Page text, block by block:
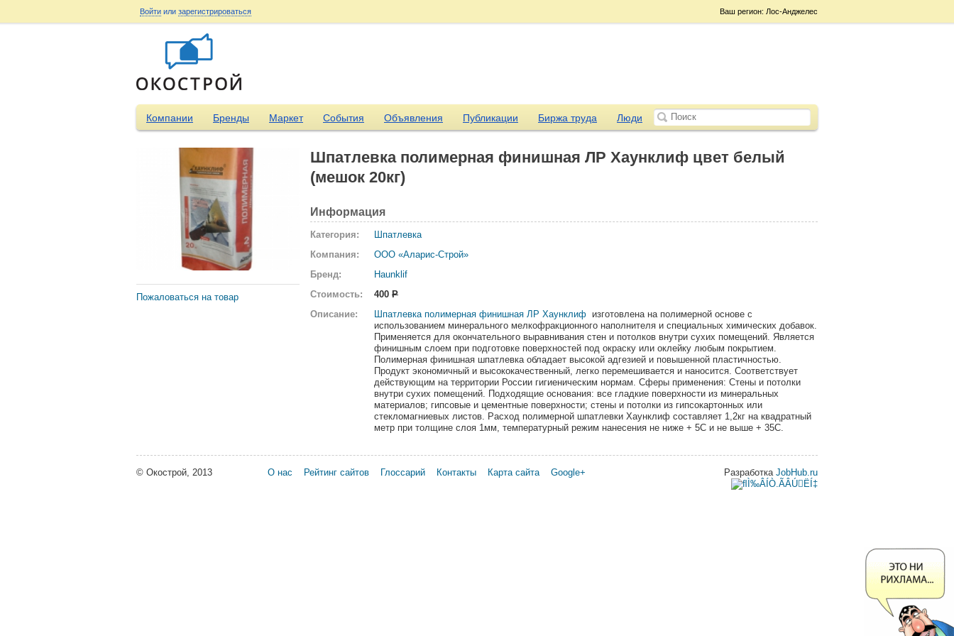
Ваш регион: Лос-Анджелес
Войти или зарегистрироваться
Компании Бренды Маркет События Объявления Публикации Биржа труда Люди
Пожаловаться на товар
Шпатлевка полимерная финишная ЛР Хаунклиф цвет белый
(мешок 20кг)
Информация
Категория:
Шпатлевка
Компания:
ООО «Аларис-Строй»
Бренд:
Haunklif
Стоимость:
400 Р
Описание:
Шпатлевка полимерная финишная ЛР Хаунклиф изготовлена на полимерной основе с
использованием минерального мелкофракционного наполнителя и специальных химических добавок.
Применяется для окончательного выравнивания стен и потолков внутри сухих помещений. Является
финишным слоем при подготовке поверхностей под окраску или оклейку любым покрытием.
Полимерная финишная шпатлевка обладает высокой адгезией и повышенной пластичностью.
Продукт экономичный и высококачественный, легко перемешивается и наносится. Соответствует
действующим на территории России гигиеническим нормам. Сферы применения: Стены и потолки
внутри сухих помещений. Подходящие основания: все гладкие поверхности из минеральных
материалов; гипсовые и цементные поверхности; стены и потолки из гипсокартонных или
стекломагниевых листов. Расход полимерной шпатлевки Хаунклиф составляет 1,2кг на квадратный
метр при толщине слоя 1мм, температурный режим нанесения не ниже + 5С и не выше + 35С.
© Окострой, 2013 О нас Рейтинг сайтов Глоссарий Контакты Карта сайта Google+ Разработка JobHub.ru